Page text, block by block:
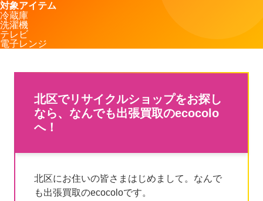
対象アイテム
冷蔵庫
洗濯機
テレビ
電子レンジ
北区でリサイクルショップをお探し
なら、なんでも出張買取のecocolo
へ！
北区にお住いの皆さまはじめまして。なんで
も出張買取のecocoloです。